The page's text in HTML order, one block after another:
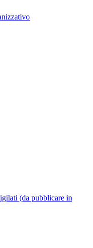
(da pubblicare in